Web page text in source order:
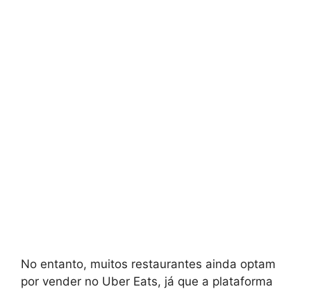
No entanto, muitos restaurantes ainda optam
por vender no Uber Eats, já que a plataforma